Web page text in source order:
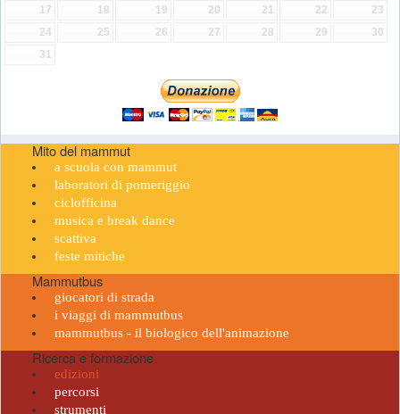
17
18 19 20 21 22
23
24
25 26 27 28 29
30
31
Mito del mammut
a scuola con mammut
laboratori di pomeriggio
ciclofficina
musica e break dance
scattiva
feste mitiche
Mammutbus
giocatori di strada
i viaggi di mammutbus
mammutbus - il biologico dell'animazione
Ricerca e formazione
edizioni
percorsi
strumenti